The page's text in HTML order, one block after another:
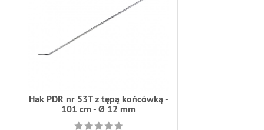
Hak PDR nr 53T z tępą końcówką -
101 cm - Ø 12 mm